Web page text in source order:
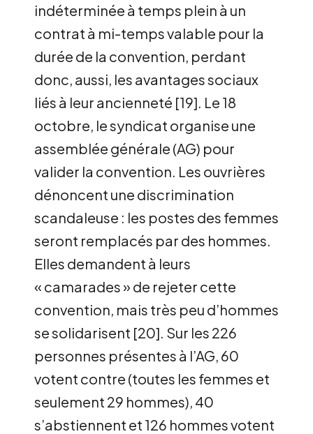
indéterminée à temps plein à un
contrat à mi-temps valable pour la
durée de la convention, perdant
donc, aussi, les avantages sociaux
liés à leur ancienneté [19]. Le 18
octobre, le syndicat organise une
assemblée générale (AG) pour
valider la convention. Les ouvrières
dénoncent une discrimination
scandaleuse : les postes des femmes
seront remplacés par des hommes.
Elles demandent à leurs
« camarades » de rejeter cette
convention, mais très peu d’hommes
se solidarisent [20]. Sur les 226
personnes présentes à l’AG, 60
votent contre (toutes les femmes et
seulement 29 hommes), 40
s’abstiennent et 126 hommes votent